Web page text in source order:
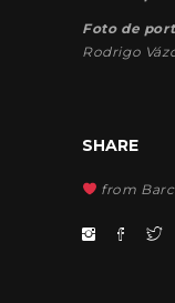
Foto de
Rodrigo
SHARE
from